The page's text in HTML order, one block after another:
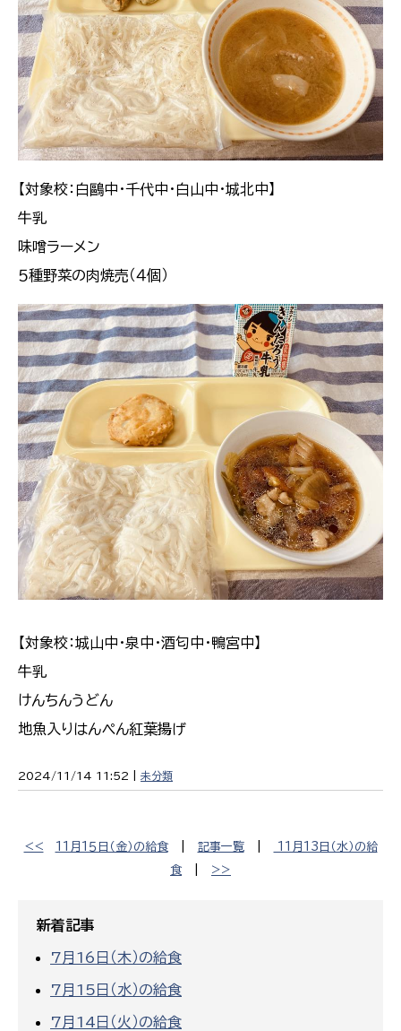
【対象校：白鷗中・千代中・白山中・城北中】
牛乳
味噌ラーメン
５種野菜の肉焼売（４個）
【対象校：城山中・泉中・酒匂中・鴨宮中】
牛乳
けんちんうどん
地魚入りはんぺん紅葉揚げ
2024/11/14 11:52 | 未分類
<< 11月1５日（金）の給食| 記事一覧|
11月13日（水）の給
食
>>
新着記事
7月16日（木）の給食
7月15日（水）の給食
7月14日（火）の給食